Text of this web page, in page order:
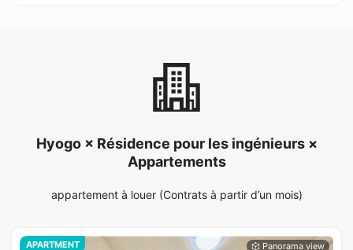
Hyogo × Résidence pour les ingénieurs ×
Appartements
appartement à louer (Contrats à partir d’un mois)
APARTMENT